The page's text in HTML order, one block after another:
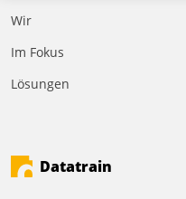
Wir
Im Fokus
Lösungen
Datatrain